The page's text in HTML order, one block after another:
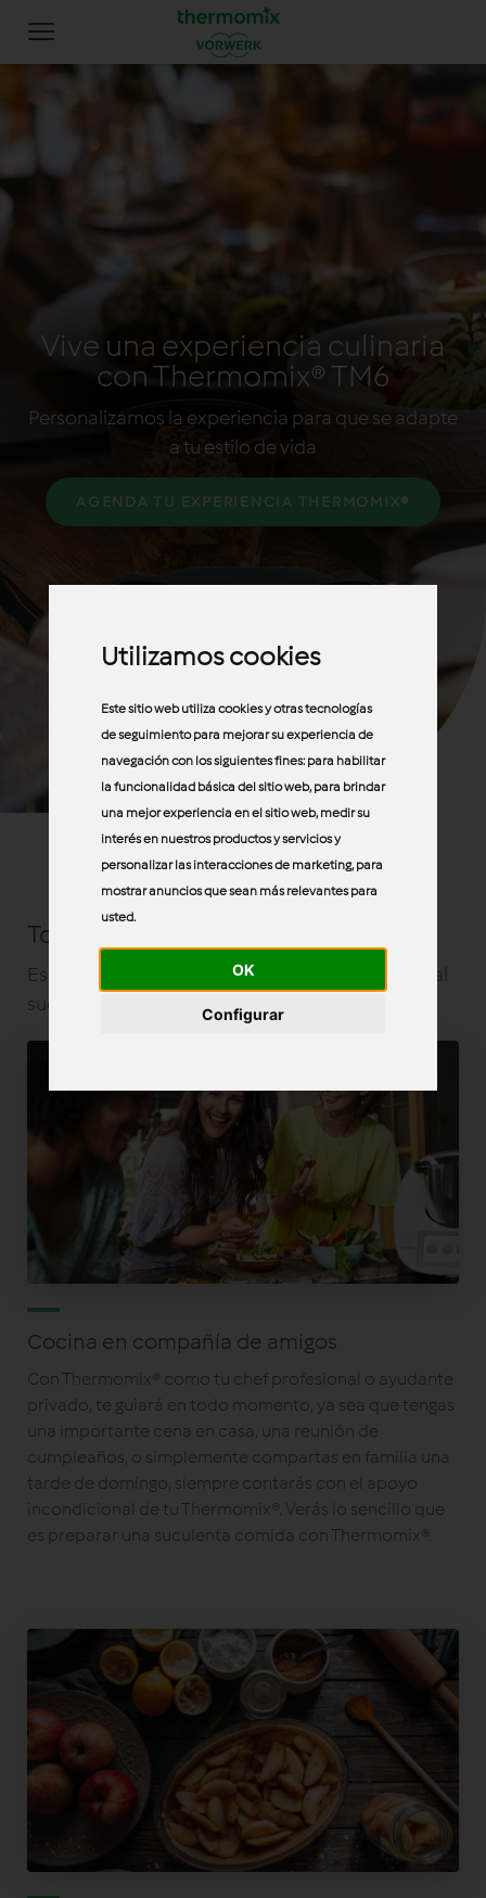
Utilizamos cookies
Este sitio web utiliza cookies y otras tecnologías
de seguimiento para mejorar su experiencia de
navegación con los siguientes fines:para habilitar
la funcionalidad básica del sitio web,para brindar
una mejor experiencia en el sitio web,medir su
interés en nuestros productos y servicios y
personalizar las interacciones de marketing,para
mostrar anuncios que sean más relevantes para
usted.
OK
Configurar
Vive una experiencia culinaria
con Thermomix® TM6
Personalizamos la experiencia para que se adapte
a tu estilo de vida
AGENDA TU EXPERIENCIA THERMOMIX®
Toda una experiencia de cocina
Es muy divertida, curiosa, casual pero en especial
suculenta
Cocina en compañía de amigos
Con Thermomix® como tu chef profesional o ayudante
privado, te guiará en todo momento, ya sea que tengas
una importante cena en casa, una reunión de
cumpleaños, o simplemente compartas en familia una
tarde de domingo, siempre contarás con el apoyo
incondicional de tu Thermomix®. Verás lo sencillo que
es preparar una suculenta comida con Thermomix®.